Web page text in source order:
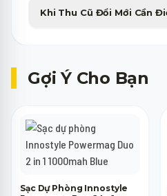
Sản phẩm bị lỗi phần cứng từ nhà
tương đương trong 30 ngày đầu
Khi Thu Cũ Đổi Mới Cần
Gợi Ý Cho Bạn
Sạc Dự Phòng Innostyle